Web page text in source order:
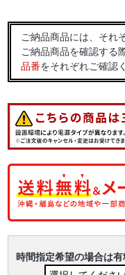
ご納品商品には、それ
ご納品商品を確認する
品番をそれぞれご確認
時間指定希望の場合は